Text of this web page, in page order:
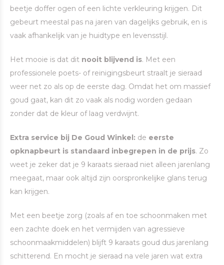
beetje doffer ogen of een lichte verkleuring krijgen. Dit
gebeurt meestal pas na jaren van dagelijks gebruik, en is
vaak afhankelijk van je huidtype en levensstijl.
Het mooie is dat dit nooit blijvend is. Met een
professionele poets- of reinigingsbeurt straalt je sieraad
weer net zo als op de eerste dag. Omdat het om massief
goud gaat, kan dit zo vaak als nodig worden gedaan
zonder dat de kleur of laag verdwijnt.
Extra service bij De Goud Winkel: de eerste
opknapbeurt is standaard inbegrepen in de prijs. Zo
weet je zeker dat je 9 karaats sieraad niet alleen jarenlang
meegaat, maar ook altijd zijn oorspronkelijke glans terug
kan krijgen.
Met een beetje zorg (zoals af en toe schoonmaken met
een zachte doek en het vermijden van agressieve
schoonmaakmiddelen) blijft 9 karaats goud dus jarenlang
schitterend. En mocht je sieraad na vele jaren wat extra